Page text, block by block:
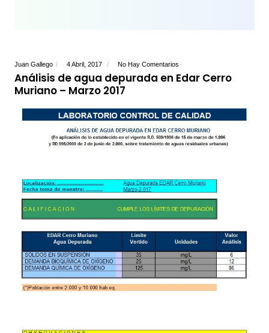
Juan Gallego 4 Abril, 2017 No Hay Comentarios
Análisis de agua depurada en Edar Cerro
Muriano – Marzo 2017